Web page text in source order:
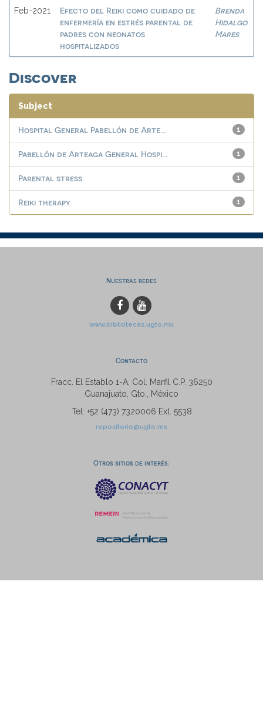
Feb-2021
Efecto del Reiki como cuidado de
enfermería en estrés parental de
padres con neonatos
hospitalizados
Brenda
Hidalgo
Mares
Discover
Subject
1
Hospital General Pabellón de Arte...
1
Pabellón de Arteaga General Hospi...
1
Parental stress
1
Reiki therapy
Nuestras redes
www.bibliotecas.ugto.mx
Contacto
Fracc. El Establo 1-A, Col. Marfil C.P. 36250
Guanajuato, Gto., México
Tel: +52 (473) 7320006 Ext. 5538
repositorio@ugto.mx
Otros sitios de interés: